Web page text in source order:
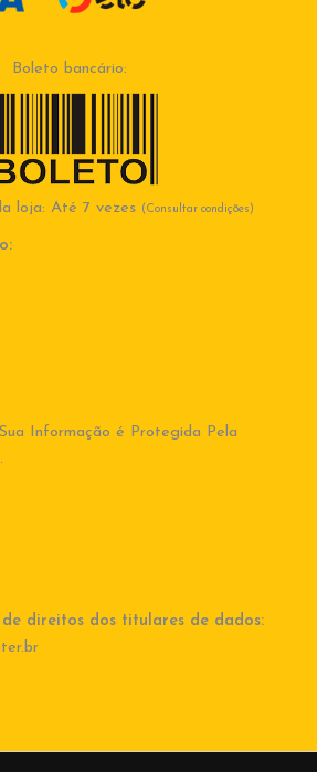
Boleto bancário:
loja: Até 7 vezes (Consultar condições)
Informação é Protegida Pela
direitos dos titulares de dados: